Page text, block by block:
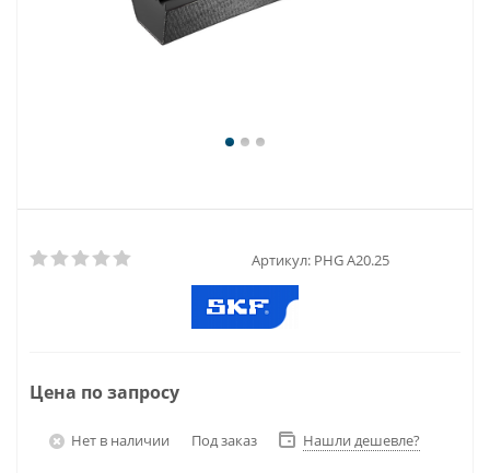
Артикул: PHG A20.25
Цена по запросу
Нет в наличии Под заказ Нашли дешевле?